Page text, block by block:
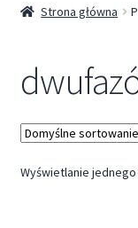
Trychologia
O Nas
Szkolenia
Strona główna
Wyświetlanie